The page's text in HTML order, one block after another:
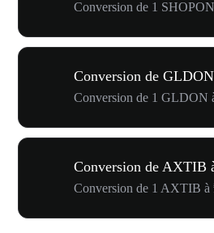
Conversion de 1
Conversion de
Conversion de 1 GLDON
Conversion de AXTIB
Conversion de 1 AXTIB à